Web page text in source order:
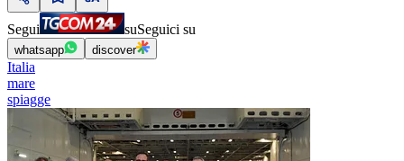
Segui suSeguici su
whatsapp discover
Italia
mare
spiagge